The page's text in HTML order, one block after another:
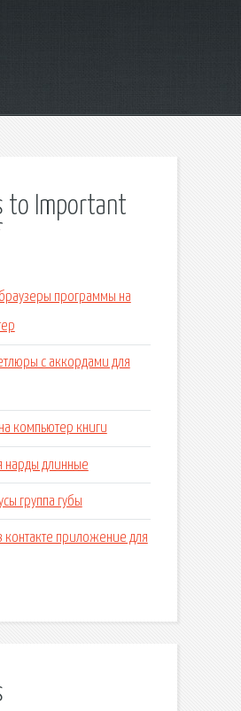
to Important
программы на
с аккордами для
компьютер книги
нарды длинные
группа губы
контакте приложение для